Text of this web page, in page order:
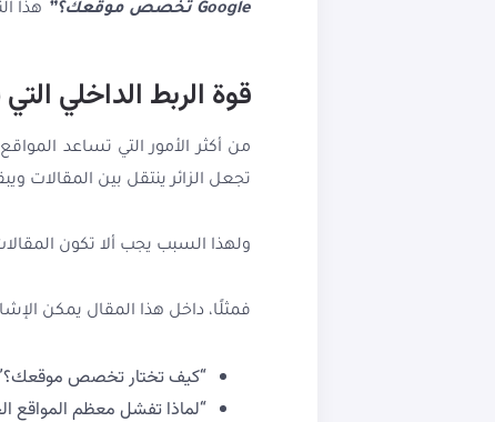
Google تخصص موقعك؟”
هذا
قوة الربط الداخلي
من أكثر الأمور التي تساعد
تجعل الزائر ينتقل بين المقالات
ولهذا السبب يجب ألا تكون
فمثلًا، داخل هذا المقال يمكن
“كيف تختار تخصص
“لماذا تفشل معظم المواقع